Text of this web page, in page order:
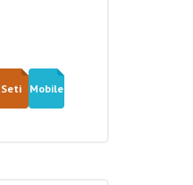
Seti Mobile